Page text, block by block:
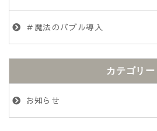
＃魔法のバブル導入
カテゴリー
お知らせ